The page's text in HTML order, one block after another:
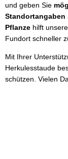
und geben Sie
Standortangaben
Pflanze hilft
Fundort schneller
Mit Ihrer
Herkulesstaude
schützen. Vielen